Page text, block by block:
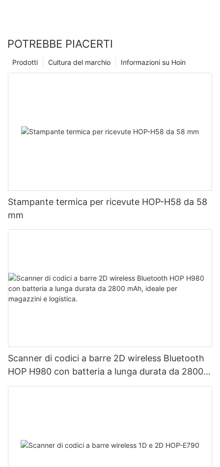
POTREBBE PIACERTI
Informazioni su Hoin
Cultura del marchio
Prodotti
Stampante termica per ricevute HOP-H58 da 58
mm
Scanner di codici a barre 2D wireless Bluetooth
HOP H980 con batteria a lunga durata da 2800
mAh, ideale per magazzini e logistica.